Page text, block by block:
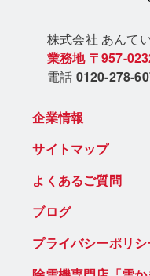
株式会社 あんて
業務地 〒957-
電話 0120-278-
企業情報
サイトマップ
よくあるご質問
ブログ
プライバシーポリシ